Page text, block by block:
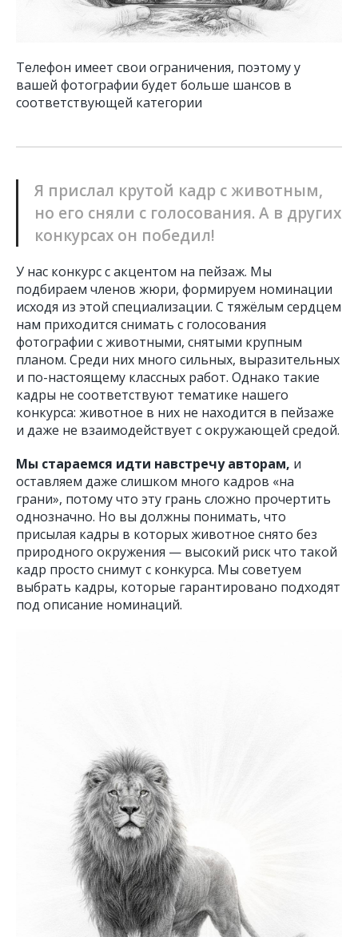
Телефон имеет свои ограничения, поэтому у
вашей фотографии будет больше шансов в
соответствующей категории
Я прислал крутой кадр с животным,
но его сняли с голосования. А в других
конкурсах он победил!
У нас конкурс с акцентом на пейзаж. Мы
подбираем членов жюри, формируем номинации
исходя из этой специализации. С тяжёлым сердцем
нам приходится снимать с голосования
фотографии с животными, снятыми крупным
планом. Среди них много сильных, выразительных
и по-настоящему классных работ. Однако такие
кадры не соответствуют тематике нашего
конкурса: животное в них не находится в пейзаже
и даже не взаимодействует с окружающей средой.
Мы стараемся идти навстречу авторам, и
оставляем даже слишком много кадров «на
грани», потому что эту грань сложно прочертить
однозначно. Но вы должны понимать, что
присылая кадры в которых животное снято без
природного окружения — высокий риск что такой
кадр просто снимут с конкурса. Мы советуем
выбрать кадры, которые гарантировано подходят
под описание номинаций.